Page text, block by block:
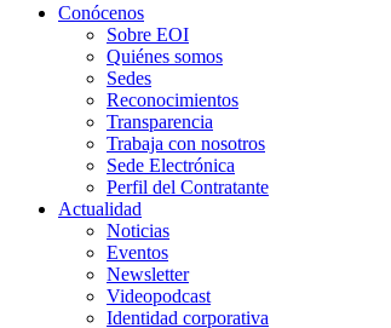
Conócenos
Sobre EOI
Quiénes somos
Sedes
Reconocimientos
Transparencia
Trabaja con nosotros
Sede Electrónica
Perfil del Contratante
Actualidad
Noticias
Eventos
Newsletter
Videopodcast
Identidad corporativa